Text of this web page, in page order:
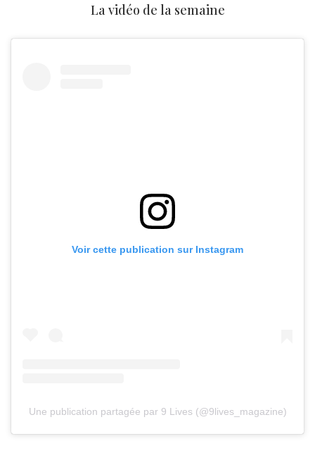
La vidéo de la semaine
Voir cette publication sur Instagram
Une publication partagée par 9 Lives (@9lives_magazine)